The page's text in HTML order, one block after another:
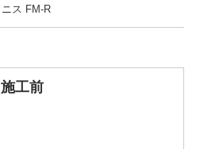
ニス FM-R
施工前